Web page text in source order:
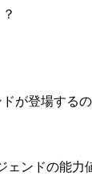
が登場する
ンドの能力